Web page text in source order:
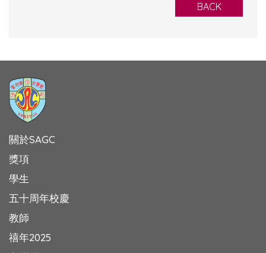
BACK
關於SAGC
獎項
學生
五十周年校慶
教師
禧年2025